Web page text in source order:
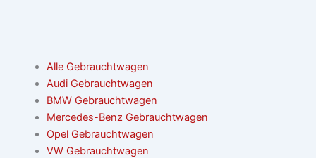
Alle Gebrauchtwagen
Audi Gebrauchtwagen
BMW Gebrauchtwagen
Mercedes-Benz Gebrauchtwagen
Opel Gebrauchtwagen
VW Gebrauchtwagen